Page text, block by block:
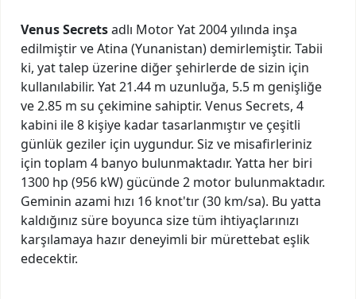
Venus Secretsadlı Motor Yat 2004 yılında inşa
edilmiştir ve Atina (Yunanistan) demirlemiştir. Tabii
ki, yat talep üzerine diğer şehirlerde de sizin için
kullanılabilir. Yat 21.44 m uzunluğa, 5.5 m genişliğe
ve 2.85 m su çekimine sahiptir. Venus Secrets, 4
kabini ile 8 kişiye kadar tasarlanmıştır ve çeşitli
günlük geziler için uygundur. Siz ve misafirleriniz
için toplam 4 banyo bulunmaktadır. Yatta her biri
1300 hp (956 kW) gücünde 2 motor bulunmaktadır.
Geminin azami hızı 16 knot'tır (30 km/sa). Bu yatta
kaldığınız süre boyunca size tüm ihtiyaçlarınızı
karşılamaya hazır deneyimli bir mürettebat eşlik
edecektir.